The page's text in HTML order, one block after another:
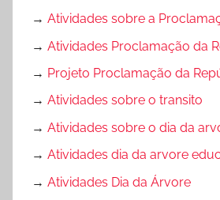
→ Atividades sobre a
→ Atividades Proclamação da
→ Projeto Proclamação da
→ Atividades sobre o transito
→ Atividades sobre o dia da
→ Atividades dia da arvore
→ Atividades Dia da Árvore